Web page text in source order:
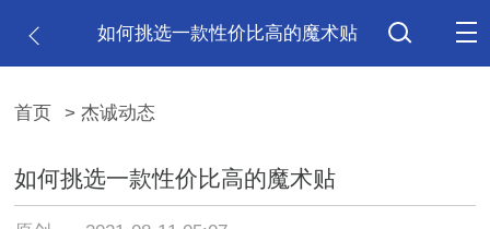
如何挑选一款性价比高的魔术贴
首页 > 杰诚动态
如何挑选一款性价比高的魔术贴